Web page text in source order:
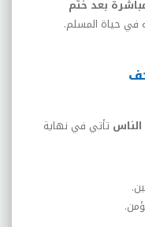
بعد ختم
في حياة المسلم.
تأتي في نهاية
.
.